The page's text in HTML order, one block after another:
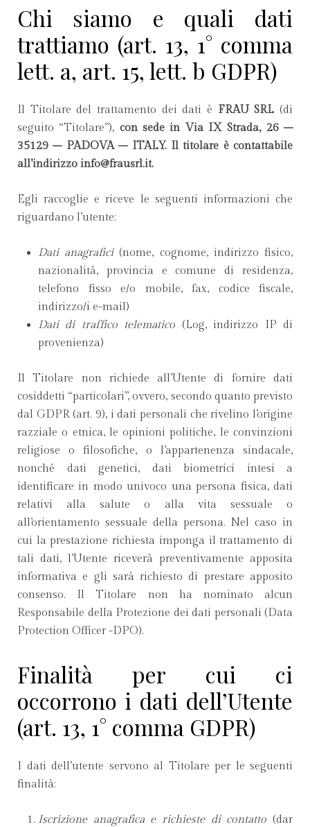
Chi siamo e quali dati
trattiamo (art. 13, 1° comma
lett. a, art. 15, lett. b GDPR)
Il Titolare del trattamento dei dati è FRAU SRL (di
seguito “Titolare”), con sede in Via IX Strada, 26 –
35129 – PADOVA – ITALY. Il titolare è contattabile
all’indirizzo info@frausrl.it.
Egli raccoglie e riceve le seguenti informazioni che
riguardano l’utente:
Dati anagrafici(nome, cognome, indirizzo fisico,
nazionalità, provincia e comune di residenza,
telefono fisso e/o mobile, fax, codice fiscale,
indirizzo/i e-mail)
Dati di traffico telematico (Log, indirizzo IP di
provenienza)
Il Titolare non richiede all’Utente di fornire dati
cosiddetti “particolari”, ovvero, secondo quanto previsto
dal GDPR (art. 9), i dati personali che rivelino l’origine
razziale o etnica, le opinioni politiche, le convinzioni
religiose o filosofiche, o l’appartenenza sindacale,
nonché dati genetici, dati biometrici intesi a
identificare in modo univoco una persona fisica, dati
relativi alla salute o alla vita sessuale o
all’orientamento sessuale della persona. Nel caso in
cui la prestazione richiesta imponga il trattamento di
tali dati, l’Utente riceverà preventivamente apposita
informativa e gli sarà richiesto di prestare apposito
consenso. Il Titolare non ha nominato alcun
Responsabile della Protezione dei dati personali (Data
Protection Officer -DPO).
Finalità per cui ci
occorrono i dati dell’Utente
(art. 13, 1° comma GDPR)
I dati dell’utente servono al Titolare per le seguenti
finalità:
Iscrizione anagrafica e richieste di contatto (dar